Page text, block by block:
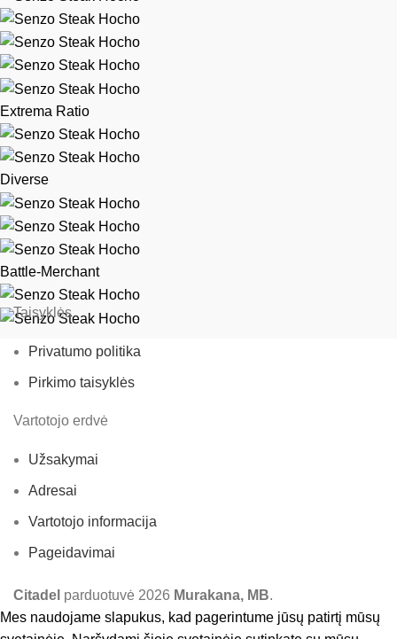
Extrema Ratio
Diverse
Battle-Merchant
Taisyklės
Privatumo politika
Pirkimo taisyklės
Vartotojo erdvė
Užsakymai
Adresai
Vartotojo informacija
Pageidavimai
Citadel parduotuvė 2026 Murakana, MB.
Mes naudojame slapukus, kad pagerintume jūsų patirtį mūsų